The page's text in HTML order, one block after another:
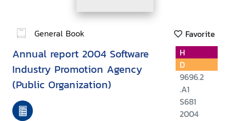
General Book Favorite
Annual report 2004 Software
Industry Promotion Agency
(Public Organization)
H
D
9696.2
.A1
S681
2004